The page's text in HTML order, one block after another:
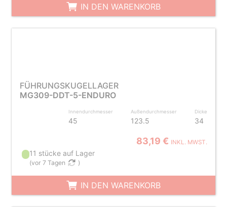
IN DEN WARENKORB
FÜHRUNGSKUGELLAGER
MG309-DDT-5-ENDURO
Innendurchmesser
45
Außendurchmesser
123.5
Dicke
34
83,19 € INKL. MWST.
11 stücke auf Lager
(vor 7 Tagen )
IN DEN WARENKORB